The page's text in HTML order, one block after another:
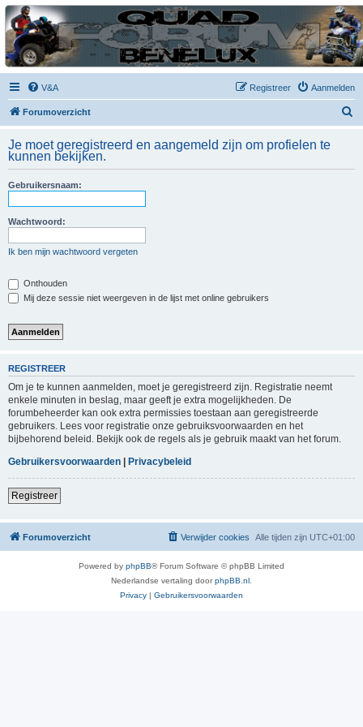
| QFB |
Hét quadforum van de Benelux
V&A Aanmelden
Registreer
Forumoverzicht
k
Je moet geregistreerd en aangemeld zijn om profielen te
kunnen bekijken.
Gebruikersnaam:
Wachtwoord:
Ik ben mijn wachtwoord vergeten
Onthouden
Mij deze sessie niet weergeven in de lijst met online gebruikers
REGISTREER
Om je te kunnen aanmelden, moet je geregistreerd zijn. Registratie neemt
enkele minuten in beslag, maar geeft je extra mogelijkheden. De
forumbeheerder kan ook extra permissies toestaan aan geregistreerde
gebruikers. Lees voor registratie onze gebruiksvoorwaarden en het
bijbehorend beleid. Bekijk ook de regels als je gebruik maakt van het forum.
Gebruikersvoorwaarden | Privacybeleid
Registreer
Forumoverzicht Alle tijden zijn UTC+01:00
Verwijder cookies
Powered by phpBB® Forum Software © phpBB Limited
Nederlandse vertaling doorphpBB.nl
Privacy | Gebruikersvoorwaarden